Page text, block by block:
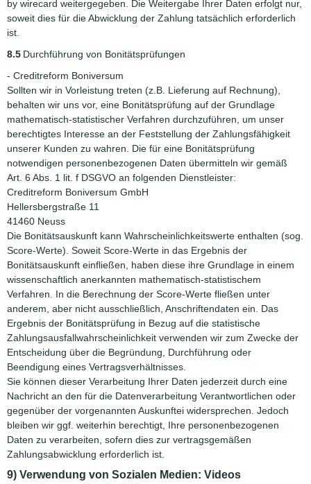
by wirecard weitergegeben. Die Weitergabe Ihrer Daten erfolgt nur,
soweit dies für die Abwicklung der Zahlung tatsächlich erforderlich
ist.
8.5 Durchführung von Bonitätsprüfungen
- Creditreform Boniversum
Sollten wir in Vorleistung treten (z.B. Lieferung auf Rechnung),
behalten wir uns vor, eine Bonitätsprüfung auf der Grundlage
mathematisch-statistischer Verfahren durchzuführen, um unser
berechtigtes Interesse an der Feststellung der Zahlungsfähigkeit
unserer Kunden zu wahren. Die für eine Bonitätsprüfung
notwendigen personenbezogenen Daten übermitteln wir gemäß
Art. 6 Abs. 1 lit. f DSGVO an folgenden Dienstleister:
Creditreform Boniversum GmbH
Hellersbergstraße 11
41460 Neuss
Die Bonitätsauskunft kann Wahrscheinlichkeitswerte enthalten (sog.
Score-Werte). Soweit Score-Werte in das Ergebnis der
Bonitätsauskunft einfließen, haben diese ihre Grundlage in einem
wissenschaftlich anerkannten mathematisch-statistischem
Verfahren. In die Berechnung der Score-Werte fließen unter
anderem, aber nicht ausschließlich, Anschriftendaten ein. Das
Ergebnis der Bonitätsprüfung in Bezug auf die statistische
Zahlungsausfallwahrscheinlichkeit verwenden wir zum Zwecke der
Entscheidung über die Begründung, Durchführung oder
Beendigung eines Vertragsverhältnisses.
Sie können dieser Verarbeitung Ihrer Daten jederzeit durch eine
Nachricht an den für die Datenverarbeitung Verantwortlichen oder
gegenüber der vorgenannten Auskunftei widersprechen. Jedoch
bleiben wir ggf. weiterhin berechtigt, Ihre personenbezogenen
Daten zu verarbeiten, sofern dies zur vertragsgemäßen
Zahlungsabwicklung erforderlich ist.
9) Verwendung von Sozialen Medien: Videos